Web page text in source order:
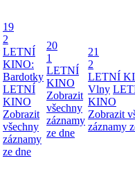
19
2
LETNÍ
KINO:
Bardotky
LETNÍ
KINO
Zobrazit
všechny
záznamy
ze dne
20
1
LETNÍ
KINO
Zobrazit
všechny
záznamy
ze dne
21
2
LETNÍ
Vlny
KINO
Zobrazit
záznamy